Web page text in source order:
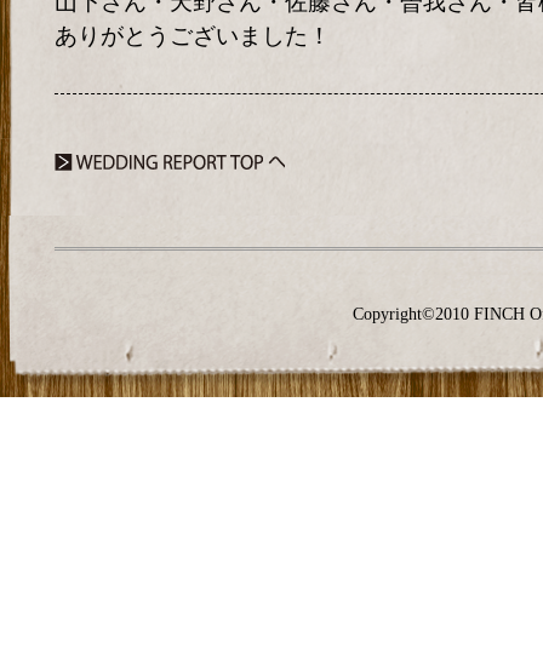
ありがとうございました！
Copyright©2010 FINCH